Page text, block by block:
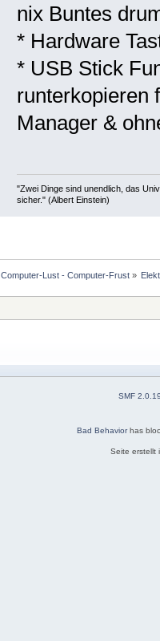
nix Buntes
* Hardware
* USB Stick
runterkopieren
Manager &
"Zwei Dinge sind unendlich, das
sicher." (Albert Einstein)
Computer-Lust - Computer-Frust»
SMF
Bad Behaviorhas
Seite erstellt